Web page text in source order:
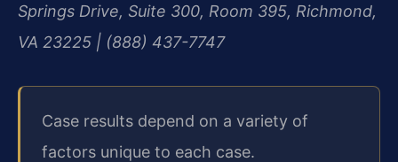
Springs Drive, Suite 300, Room 395, Richmond,
VA 23225 | (888) 437-7747
Case results depend on a variety of
factors unique to each case.